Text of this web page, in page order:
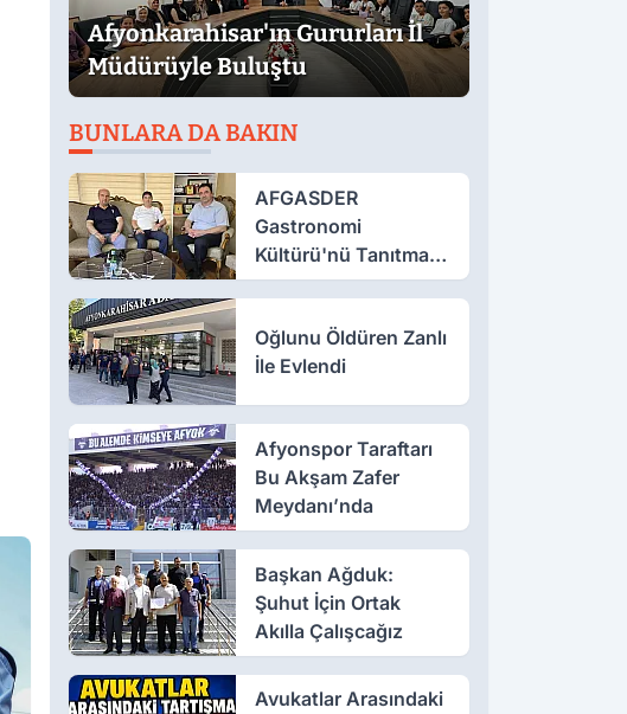
Afyonkarahisar'ın Gururları İl
Müdürüyle Buluştu
BUNLARA DA BAKIN
AFGASDER
Gastronomi
Kültürü'nü Tanıtmak
İçin Çalışıyor
Oğlunu Öldüren Zanlı
İle Evlendi
Afyonspor Taraftarı
Bu Akşam Zafer
Meydanı’nda
Başkan Ağduk:
Şuhut İçin Ortak
Akılla Çalışcağız
Avukatlar Arasındaki